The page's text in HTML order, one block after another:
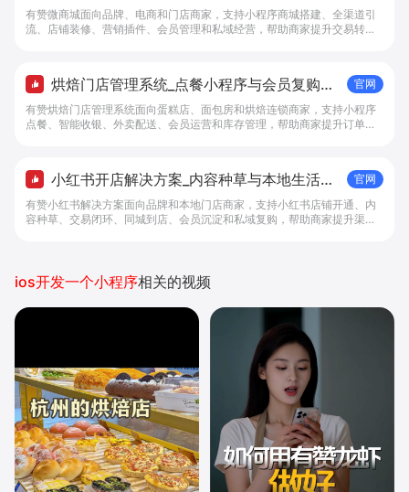
购工具 - 做生意, 找有赞
有赞微商城面向品牌、电商和门店商家，支持小程序商城搭建、全渠道引
流、店铺装修、营销插件、会员管理和私域经营，帮助商家提升交易转化
烘焙门店管理系统_点餐小程序与会员复购工
具 - 做生意, 找有赞
官网
有赞烘焙门店管理系统面向蛋糕店、面包房和烘焙连锁商家，支持小程序
点餐、智能收银、外卖配送、会员运营和库存管理，帮助商家提升订单转
小红书开店解决方案_内容种草与本地生活转
化工具 - 做生意, 找有赞
官网
有赞小红书解决方案面向品牌和本地门店商家，支持小红书店铺开通、内
容种草、交易闭环、同城到店、会员沉淀和私域复购，帮助商家提升渠道
ios开发一个小程序相关的视频